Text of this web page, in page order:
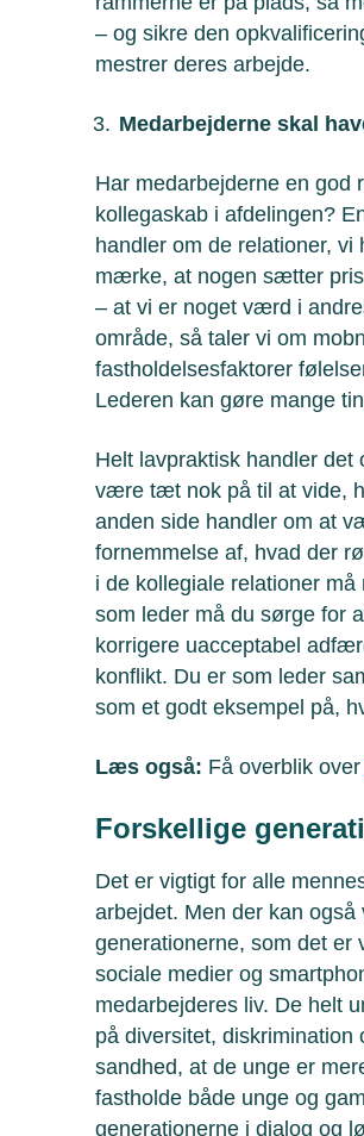
– og sikre den
mestrer deres arbejde.
Medarbejderne skal
Har medarbejderne en god
kollegaskab i afdelingen?
handler om de relationer,
mærke, at nogen sætter
– at vi er noget værd i
område, så taler vi om
fastholdelsesfaktorer
Lederen kan gøre mange
Helt lavpraktisk handler det
være tæt nok på til at vide,
anden side handler om at
fornemmelse af, hvad der
i de kollegiale relationer
som leder må du sørge for
korrigere uacceptabel
konflikt. Du er som leder
som et godt eksempel på,
Læs også: Få overblik over
Forskellige
Det er vigtigt for alle
arbejdet. Men der kan
generationerne, som det
sociale medier og
medarbejderes liv. De helt
på diversitet,
sandhed, at de unge er
fastholde både unge og
generationerne i dialog og